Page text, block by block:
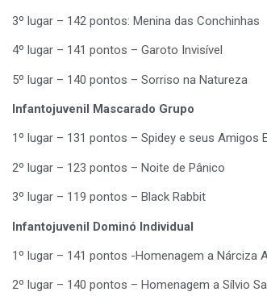
3º lugar – 142 pontos: Menina das Conchinhas
4º lugar – 141 pontos – Garoto Invisível
5º lugar – 140 pontos – Sorriso na Natureza
Infantojuvenil Mascarado Grupo
1º lugar – 131 pontos – Spidey e seus Amigos
2º lugar – 123 pontos – Noite de Pânico
3º lugar – 119 pontos – Black Rabbit
Infantojuvenil Dominó Individual
1º lugar – 141 pontos -Homenagem a Nárciza
2º lugar – 140 pontos – Homenagem a Sílvio